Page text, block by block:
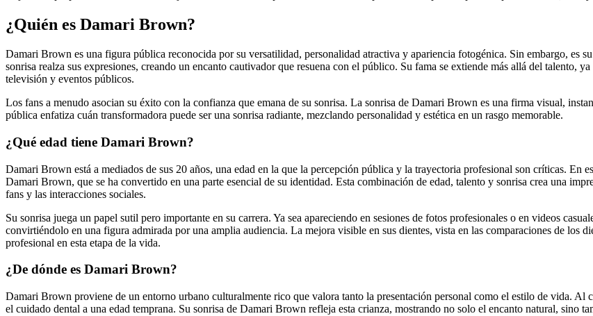
¿Quién es Damari Brown?
Damari Brown es una figura pública reconocida por su versatilidad, personalidad atractiva y apariencia fotogénica. Sin embargo, es
sonrisa realza sus expresiones, creando un encanto cautivador que resuena con el público. Su fama se extiende más allá del talento,
televisión y eventos públicos.
Los fans a menudo asocian su éxito con la confianza que emana de su sonrisa. La sonrisa de Damari Brown es una firma visual,
pública enfatiza cuán transformadora puede ser una sonrisa radiante, mezclando personalidad y estética en un rasgo memorable.
¿Qué edad tiene Damari Brown?
Damari Brown está a mediados de sus 20 años, una edad en la que la percepción pública y la trayectoria profesional son críticas. En
Damari Brown, que se ha convertido en una parte esencial de su identidad. Esta combinación de edad, talento y sonrisa crea una
fans y las interacciones sociales.
Su sonrisa juega un papel sutil pero importante en su carrera. Ya sea apareciendo en sesiones de fotos profesionales o en videos
convirtiéndolo en una figura admirada por una amplia audiencia. La mejora visible en sus dientes, vista en las comparaciones de los
profesional en esta etapa de la vida.
¿De dónde es Damari Brown?
Damari Brown proviene de un entorno urbano culturalmente rico que valora tanto la presentación personal como el estilo de vida. Al
el cuidado dental a una edad temprana. Su sonrisa de Damari Brown refleja esta crianza, mostrando no solo el encanto natural, sino